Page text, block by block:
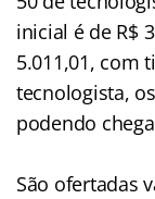
inicial é de R$
5.011,01, com
tecnologista,
podendo
São ofertadas